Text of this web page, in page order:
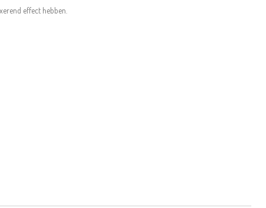
effect hebben.